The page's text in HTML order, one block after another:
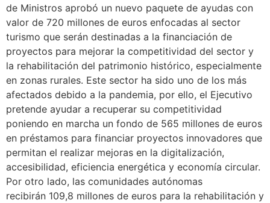
de Ministros aprobó un nuevo paquete de ayudas con
valor de 720 millones de euros enfocadas al sector
turismo que serán destinadas a la financiación de
proyectos para mejorar la competitividad del sector y
la rehabilitación del patrimonio histórico, especialmente
en zonas rurales. Este sector ha sido uno de los más
afectados debido a la pandemia, por ello, el Ejecutivo
pretende ayudar a recuperar su competitividad
poniendo en marcha un fondo de 565 millones de euros
en préstamos para financiar proyectos innovadores que
permitan el realizar mejoras en la digitalización,
accesibilidad, eficiencia energética y economía circular.
Por otro lado, las comunidades autónomas
recibirán 109,8 millones de euros para la rehabilitación y